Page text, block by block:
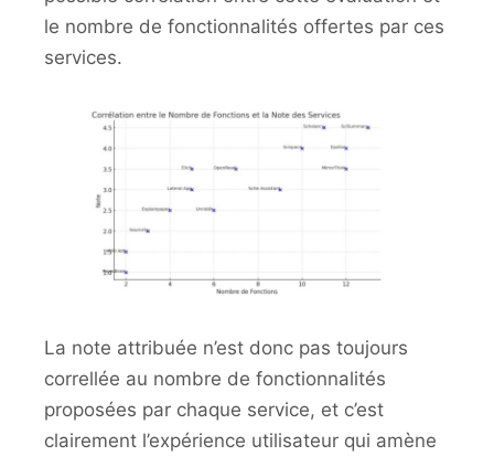
le nombre de fonctionnalités offertes par ces
services.
La note attribuée n’est donc pas toujours
correllée au nombre de fonctionnalités
proposées par chaque service, et c’est
clairement l’expérience utilisateur qui amène